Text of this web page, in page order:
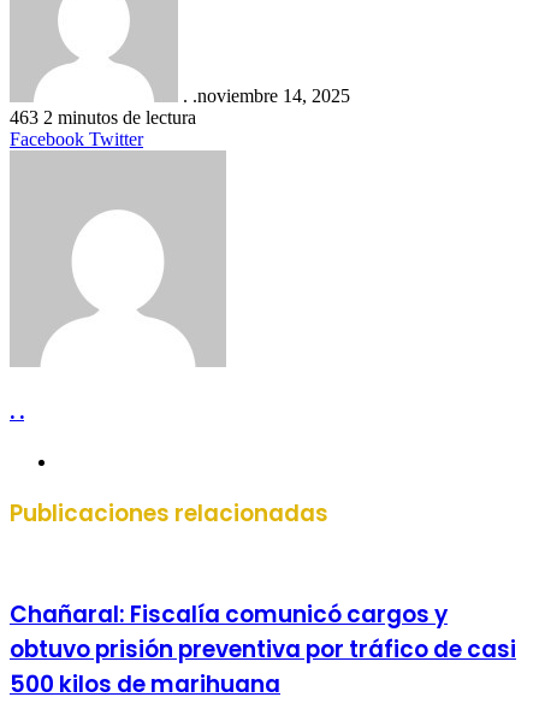
. .noviembre 14, 2025
463 2 minutos de lectura
Facebook TwitterLinkedIn
Tumblr
Pinterest
Reddit
VKontakte
Compartir
Imprimir
. .
Publicaciones relacionadas
Chañaral: Fiscalía comunicó cargos y
obtuvo prisión preventiva por tráfico de casi
500 kilos de marihuana